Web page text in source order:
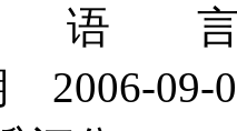
语 言
2006-09-